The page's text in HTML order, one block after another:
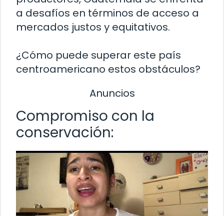
a desafíos en términos de acceso a
mercados justos y equitativos.
¿Cómo puede superar este país
centroamericano estos obstáculos?
Anuncios
Compromiso con la
conservación: